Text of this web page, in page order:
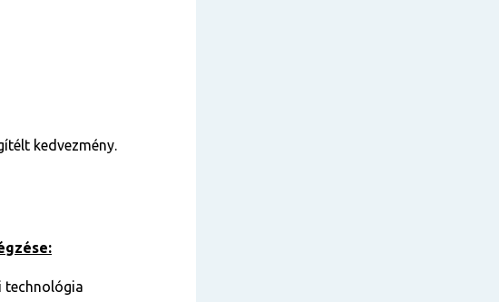
kedvezmény.
technológia